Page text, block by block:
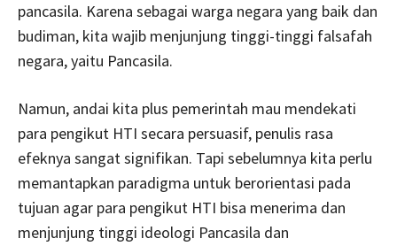
pancasila. Karena sebagai warga negara yang baik dan
budiman, kita wajib menjunjung tinggi-tinggi falsafah
negara, yaitu Pancasila.
Namun, andai kita plus pemerintah mau mendekati
para pengikut HTI secara persuasif, penulis rasa
efeknya sangat signifikan. Tapi sebelumnya kita perlu
memantapkan paradigma untuk berorientasi pada
tujuan agar para pengikut HTI bisa menerima dan
menjunjung tinggi ideologi Pancasila dan